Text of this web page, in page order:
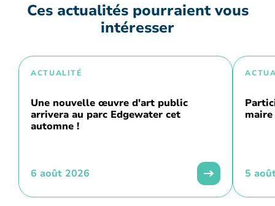
Ces actualités pourraient vous
intéresser
ACTUALITÉ
Une nouvelle œuvre d'art public
arrivera au parc Edgewater cet
automne !
6 août 2026
maire
5